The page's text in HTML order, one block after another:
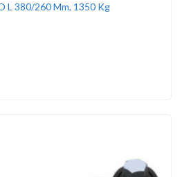
L 380/260 Mm, 1350 Kg